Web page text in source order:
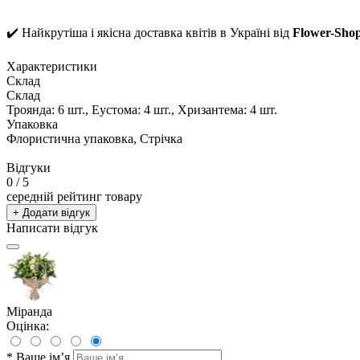
✔️ Найкрутіша і якісна доставка квітів в Україні від Flower-
Характеристики
Склад
Склад
Троянда: 6 шт., Еустома: 4 шт., Хризантема: 4 шт.
Упаковка
Флористична упаковка, Стрічка
Відгуки
0 / 5
середній рейтинг товару
+ Додати відгук
Написати відгук
Міранда
Оцінка:
* Ваше ім’я